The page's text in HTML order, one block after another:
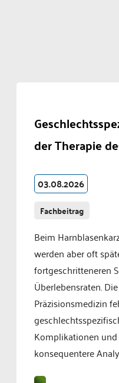
der Therapie
03.08.2026
Fachbeitrag
Beim
werden aber oft
fortgeschritteneren
Überlebensraten.
Präzisionsmedizin
Komplikationen
konsequentere